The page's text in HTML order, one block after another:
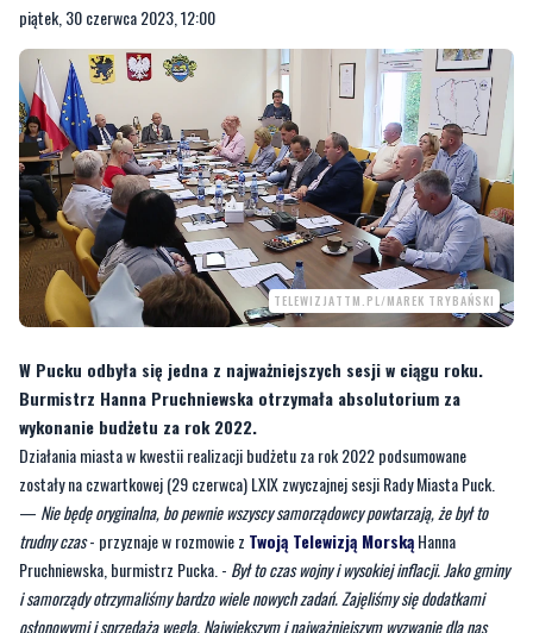
TELEWIZJATTM.PL/MAREK TRYBAŃSKI
W Pucku odbyła się jedna z najważniejszych sesji w ciągu roku.
Burmistrz Hanna Pruchniewska otrzymała absolutorium za
Działania miasta w kwestii realizacji budżetu za rok 2022 podsumowane
zostały na czwartkowej (29 czerwca) LXIX zwyczajnej sesji Rady Miasta Puck.
—Nie będę oryginalna, bo pewnie wszyscy samorządowcy powtarzają, że był to
trudny czas- przyznaje w rozmowie zTwoją Telewizją MorskąHanna
Pruchniewska, burmistrz Pucka. -Był to czas wojny i wysokiej inflacji. Jako gminy
i samorządy otrzymaliśmy bardzo wiele nowych zadań. Zajęliśmy się dodatkami
osłonowymi i sprzedażą węgla. Największym i najważniejszym wyzwanie dla nas
było zaopiekowanie się naszymi gośćmi z Ukrainy. Bywało tak, że była pomoc z
zewnątrz, ale przez długi czas zwłaszcza na początku musieliśmy radzić sobie sami.
Mieszkańcy, organizacje pozarządowe, my samorządowcy próbowaliśmy nad tym